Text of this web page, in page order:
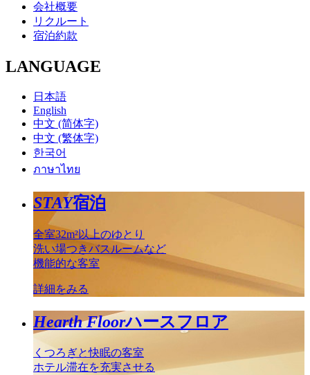
会社概要
リクルート
宿泊約款
LANGUAGE
日本語
English
中文 (简体字)
中文 (繁体字)
한국어
ภาษาไทย
STAY宿泊
全室32m²以上のゆとり
洗い場つきバスルームなど
機能的な客室
詳細をみる
Hearth Floorハースフロア
くつろぎと快眠の客室
ホテル滞在を充実させる